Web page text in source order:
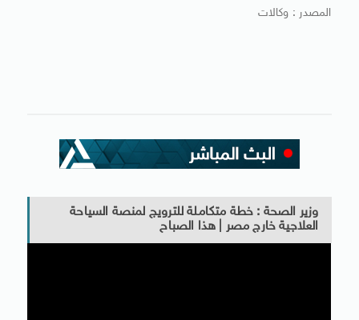
المصدر : وكالات
وزير الصحة : خطة متكاملة للترويج لمنصة السياحة
العلاجية خارج مصر | هذا الصباح